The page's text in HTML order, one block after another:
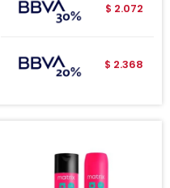
$ 2.072
$ 2.368